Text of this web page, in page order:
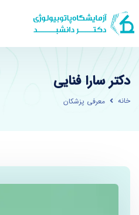
دکتر سارا فنایی
خانه معرفی پزشکان